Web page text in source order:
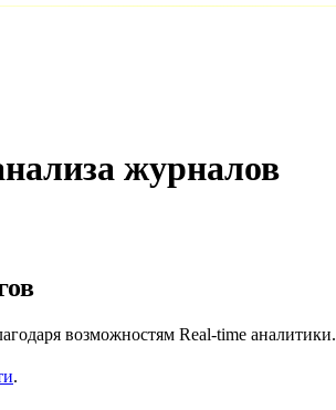
журналов
возможностям Real-time аналитики.
.